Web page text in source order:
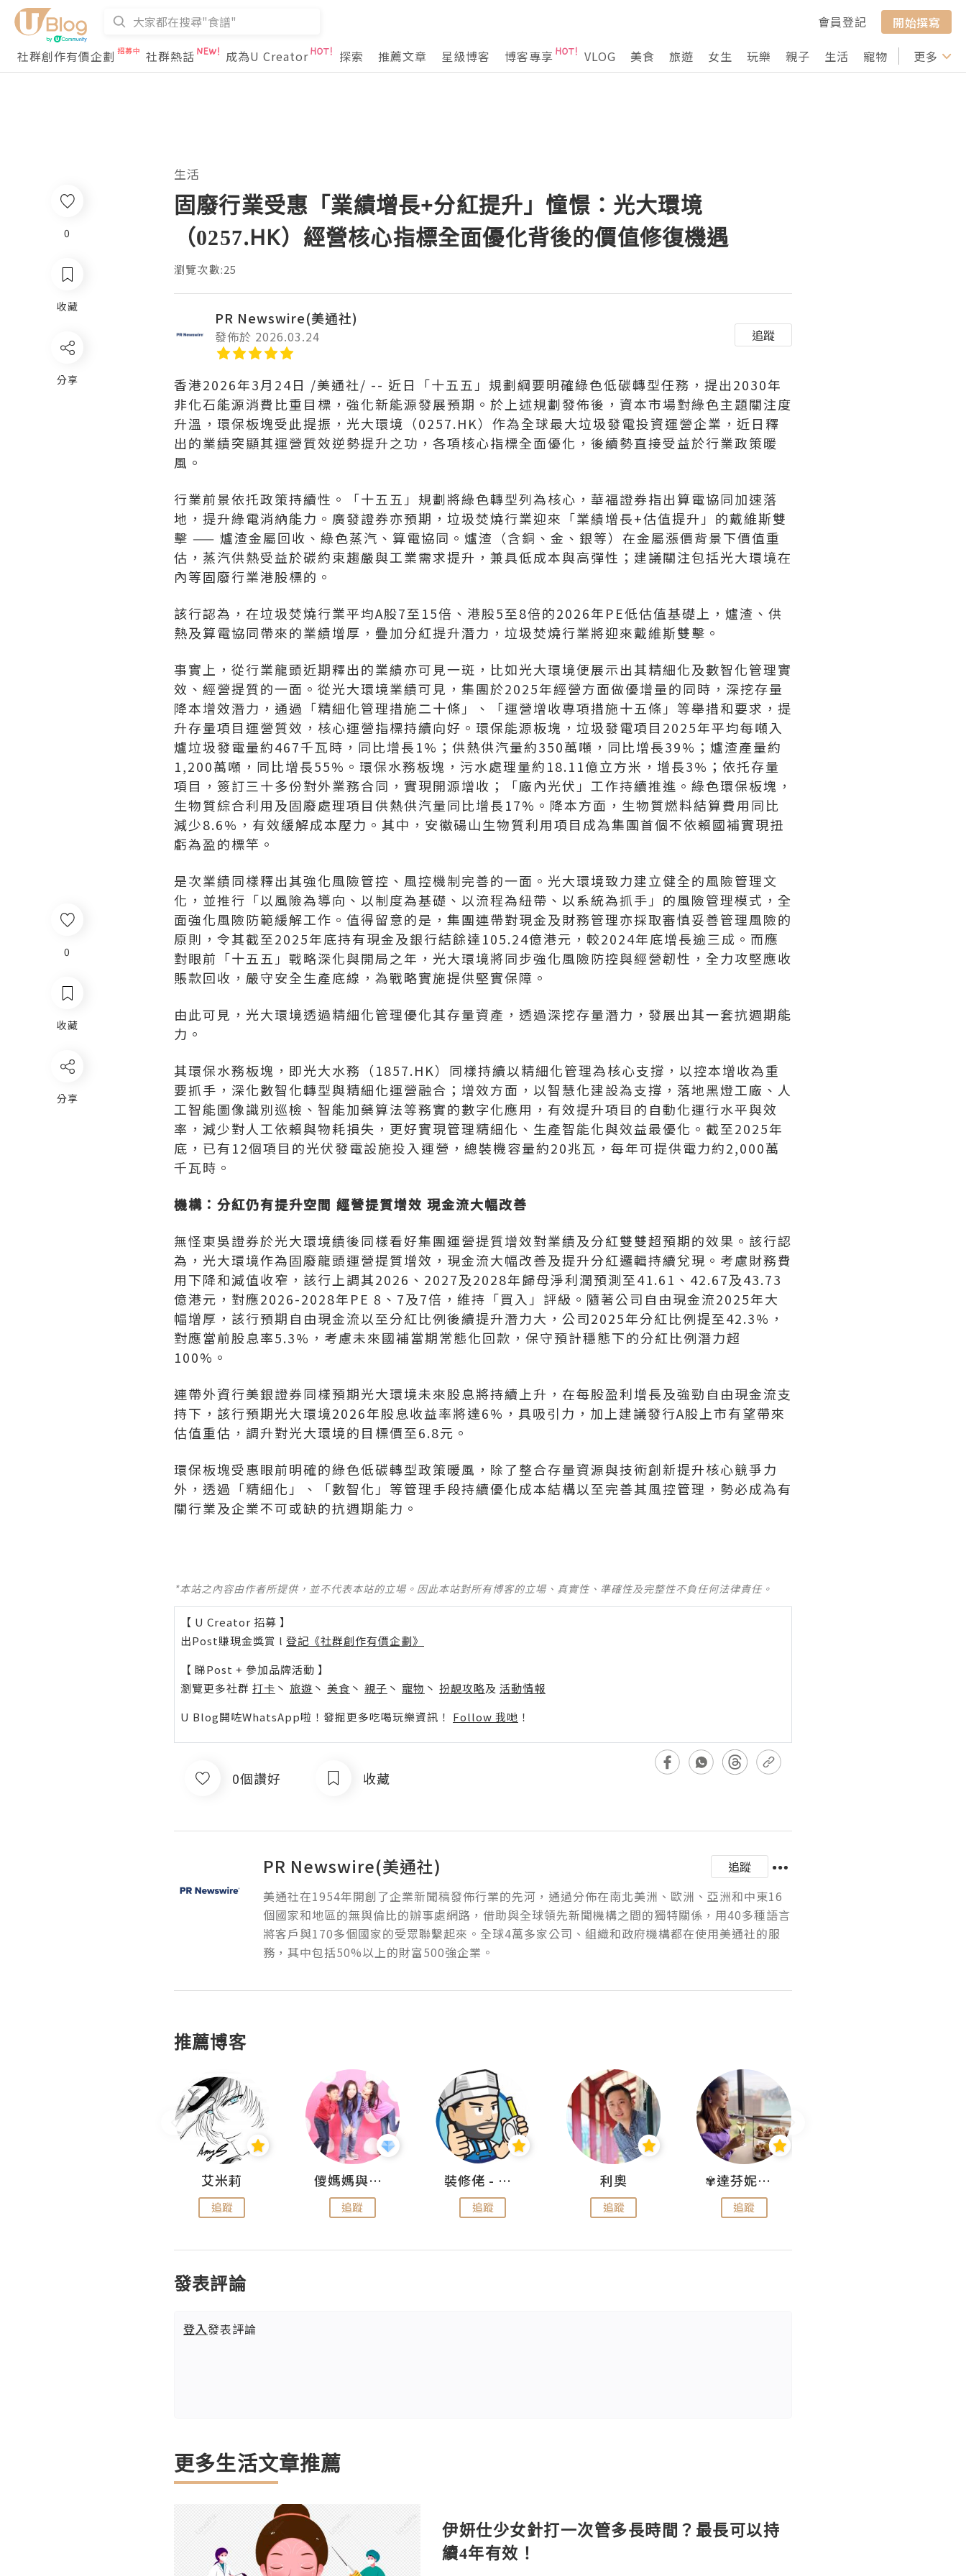
會員登記
開始撰寫
社群創作有價企劃
社群熱話 成為U Creator 探索 推薦文章 星級博客 博客專享 VLOG 美食 旅遊 女生 玩樂 親子 生活 寵物 行山 打卡
更多
0
收藏
分享
生活
固廢行業受惠「業績增長+分紅提升」憧憬：光大環境
（0257.HK）經營核心指標全面優化背後的價值修復機遇
瀏覽次數:25
PR Newswire(美通社)
發佈於 2026.03.24 追蹤
香港2026年3月24日 /美通社/ -- 近日「十五五」規劃綱要明確綠色低碳轉型任務，提出2030年
非化石能源消費比重目標，強化新能源發展預期。於上述規劃發佈後，資本市場對綠色主題關注度
升溫，環保板塊受此提振，光大環境（0257.HK）作為全球最大垃圾發電投資運營企業，近日釋
出的業績突顯其運營質效逆勢提升之功，各項核心指標全面優化， 後續勢直接受益於行業政策暖
風。
行業前景依托政策持續性。「十五五」規劃將綠色轉型列為核心，華福證券指出算電協同加速落
地，提升綠電消納能力。廣發證券亦預期，垃圾焚燒行業迎來「業績增長+估值提升」的戴維斯雙
擊 —— 爐渣金屬回收、綠色蒸汽、算電協同。爐渣（含銅、金、銀等）在金屬漲價背景下價值重
估，蒸汽供熱受益於碳約束趨嚴與工業需求提升，兼具低成本與高彈性；建議關注包括光大環境在
內等固廢行業港股標的。
該行認為，在垃圾焚燒行業平均A股7至15倍、港股5至8倍的2026年PE低估值基礎上，爐渣、供
熱及算電協同帶來的業績增厚，疊加分紅提升潛力，垃圾焚燒行業將迎來戴維斯雙擊。
事實上，從行業龍頭近期釋出的業績亦可見一斑，比如光大環境便展示出其精細化及數智化管理實
效、經營提質的一面。從光大環境業績可見，集團於2025年經營方面做優增量的同時，深挖存量
降本增效潛力，通過「精細化管理措施二十條」、「運營增收專項措施十五條」等舉措和要求，提
升存量項目運營質效，核心運營指標持續向好。環保能源板塊，垃圾發電項目2025年平均每噸入
爐垃圾發電量約467千瓦時，同比增長1%；供熱供汽量約350萬噸，同比增長39%；爐渣產量約
1,200萬噸，同比增長55%。環保水務板塊，污水處理量約18.11億立方米，增長3%；依托存量
項目，簽訂三十多份對外業務合同，實現開源增收；「廠內光伏」工作持續推進。綠色環保板塊，
生物質綜合利用及固廢處理項目供熱供汽量同比增長17%。降本方面，生物質燃料結算費用同比
減少8.6%，有效緩解成本壓力。其中，安徽碭山生物質利用項目成為集團首個不依賴國補實現扭
虧為盈的標竿。
是次業績同樣釋出其強化風險管控、風控機制完善的一面。光大環境致力建立健全的風險管理文
化，並推行「以風險為導向、以制度為基礎、以流程為紐帶、以系統為抓手」的風險管理模式，全
面強化風險防範緩解工作。值得留意的是，集團連帶對現金及財務管理亦採取審慎妥善管理風險的
原則，令其截至2025年底持有現金及銀行結餘達105.24億港元，較2024年底增長逾三成。而應
對眼前「十五五」戰略深化與開局之年，光大環境將同步強化風險防控與經營韌性，全力攻堅應收
賬款回收，嚴守安全生產底線，為戰略實施提供堅實保障。
由此可見，光大環境透過精細化管理優化其存量資產，透過深挖存量潛力，發展出其一套抗週期能
力。
其環保水務板塊，即光大水務（1857.HK）同樣持續以精細化管理為核心支撐，以控本增收為重
要抓手，深化數智化轉型與精細化運營融合；增效方面，以智慧化建設為支撐，落地黑燈工廠、人
工智能圖像識別巡檢、智能加藥算法等務實的數字化應用，有效提升項目的自動化運行水平與效
率，減少對人工依賴與物耗損失，更好實現管理精細化、生產智能化與效益最優化。截至2025年
底，已有12個項目的光伏發電設施投入運營，總裝機容量約20兆瓦，每年可提供電力約2,000萬
千瓦時。
機構：分紅仍有提升空間 經營提質增效 現金流大幅改善
無怪東吳證券於光大環境績後同樣看好集團運營提質增效對業績及分紅雙雙超預期的效果。該行認
為，光大環境作為固廢龍頭運營提質增效，現金流大幅改善及提升分紅邏輯持續兌現。考慮財務費
用下降和減值收窄，該行上調其2026、2027及2028年歸母淨利潤預測至41.61、42.67及43.73
億港元，對應2026-2028年PE 8、7及7倍，維持「買入」評級。隨著公司自由現金流2025年大
幅增厚，該行預期自由現金流以至分紅比例後續提升潛力大，公司2025年分紅比例提至42.3%，
對應當前股息率5.3%，考慮未來國補當期常態化回款，保守預計穩態下的分紅比例潛力超
100%。
連帶外資行美銀證券同樣預期光大環境未來股息將持續上升，在每股盈利增長及強勁自由現金流支
持下，該行預期光大環境2026年股息收益率將達6%，具吸引力，加上建議發行A股上市有望帶來
估值重估，調升對光大環境的目標價至6.8元。
環保板塊受惠眼前明確的綠色低碳轉型政策暖風，除了整合存量資源與技術創新提升核心競爭力
外，透過「精細化」、「數智化」等管理手段持續優化成本結構以至完善其風控管理，勢必成為有
關行業及企業不可或缺的抗週期能力。
*本站之內容由作者所提供，並不代表本站的立場。因此本站對所有博客的立場、真實性、準確性及完整性不負任何法律責任。
【 U Creator 招募 】
出Post賺現金獎賞 l 登記《社群創作有價企劃》
【 睇Post + 參加品牌活動 】
瀏覽更多社群 打卡 丶 旅遊 丶 美食 丶 親子 丶 寵物 丶 扮靚攻略及 活動情報
U Blog開咗WhatsApp啦！發掘更多吃喝玩樂資訊！ Follow 我哋 ！
0個讚好 收藏
PR Newswire(美通社)
追蹤
美通社在1954年開創了企業新聞稿發佈行業的先河，通過分佈在南北美洲、歐洲、亞洲和中東16
個國家和地區的無與倫比的辦事處網路，借助與全球領先新聞機構之間的獨特關係，用40多種語言
將客戶與170多個國家的受眾聯繫起來。全球4萬多家公司、組織和政府機構都在使用美通社的服
務，其中包括50%以上的財富500強企業。
推薦博客
艾米莉
追蹤
儍媽媽與兩隻小魔怪之家
追蹤
裝修佬 - 香港一站式網上裝修平台
追蹤
利奧
追蹤
✾達芬妮•愛孩子•愛生活✾
追蹤
發表評論
登入發表評論
更多生活文章推薦
伊妍仕少女針打一次管多長時間？最長可以持
續4年有效！
0
收藏
分享